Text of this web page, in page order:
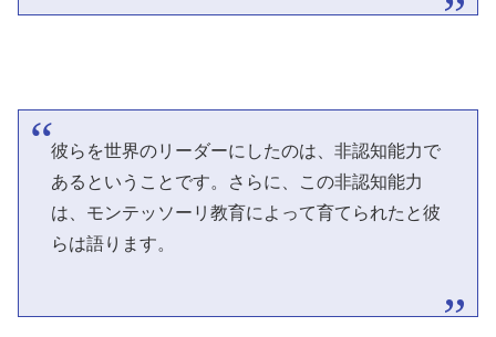
彼らを世界のリーダーにしたのは、非認知能力で
あるということです。さらに、この非認知能力
は、モンテッソーリ教育によって育てられたと彼
らは語ります。